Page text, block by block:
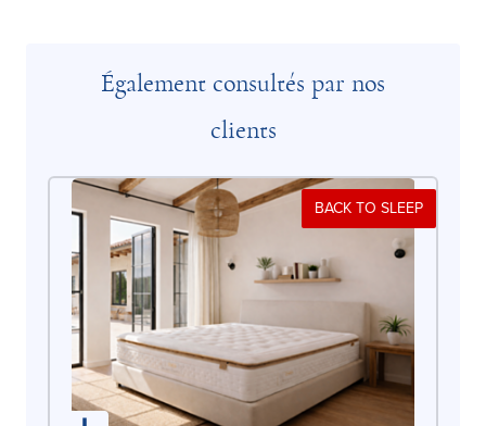
Également consultés par nos
clients
BACK TO SLEEP